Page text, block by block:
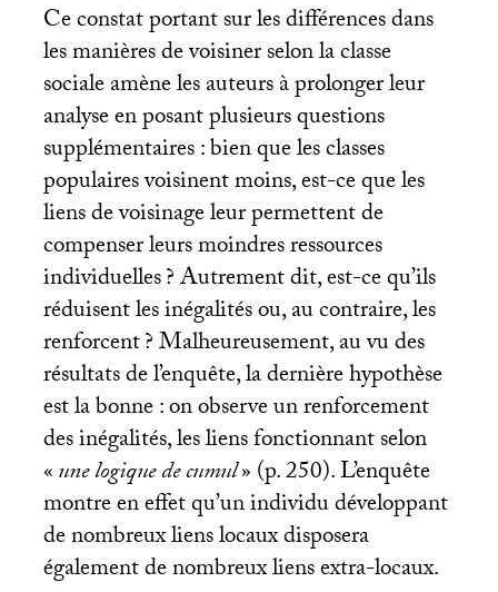
Ce constat portant sur les différences dans
les manières de voisiner selon la classe
sociale amène les auteurs à prolonger leur
analyse en posant plusieurs questions
supplémentaires : bien que les classes
populaires voisinent moins, est-ce que les
liens de voisinage leur permettent de
compenser leurs moindres ressources
individuelles? Autrement dit, est-ce qu’ils
réduisent les inégalités ou, au contraire, les
renforcent? Malheureusement, au vu des
résultats de l’enquête, la dernière hypothèse
est la bonne : on observe un renforcement
des inégalités, les liens fonctionnant selon
«une logique de cumul» (p. 250). L’enquête
montre en effet qu’un individu développant
de nombreux liens locaux disposera
également de nombreux liens extra-locaux.